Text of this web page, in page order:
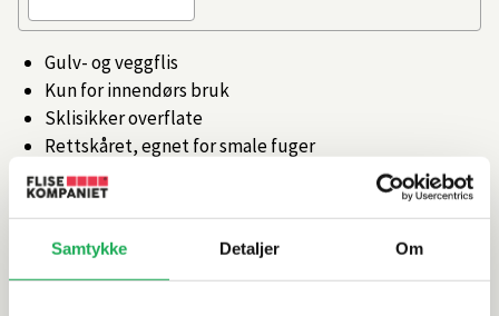
Samtykke Detaljer Om
Gulv- og veggflis
Kun for innendørs bruk
Sklisikker overflate
Rettskåret, egnet for smale fuger
Produsert i Italia
Artikkelnr.101359219